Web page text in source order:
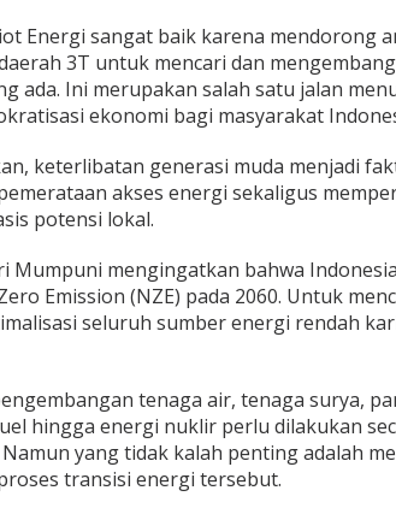
Energi sangat baik karena mendorong
3T untuk mencari dan
ada. Ini merupakan salah satu jalan
ekonomi bagi masyarakat
keterlibatan generasi muda menjadi
akses energi sekaligus
potensi lokal.
Mumpuni mengingatkan bahwa
Emission (NZE) pada 2060. Untuk
seluruh sumber energi rendah
tenaga air, tenaga surya,
hingga energi nuklir perlu dilakukan
yang tidak kalah penting adalah
transisi energi tersebut.